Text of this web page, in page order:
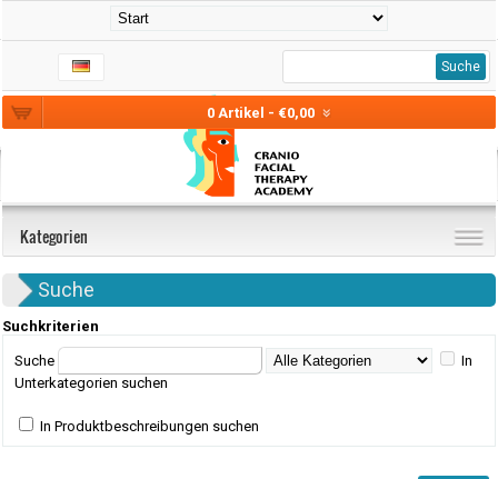
0 Artikel - €0,00
Suche
Kategorien
Suche
Suchkriterien
Suche
In
Unterkategorien suchen
In Produktbeschreibungen suchen